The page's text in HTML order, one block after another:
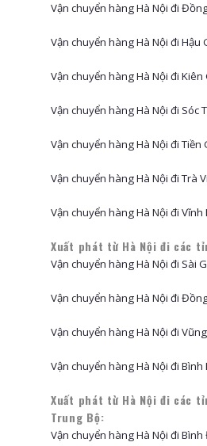
Vận chuyển hàng Hà Nội đi
Vận chuyển hàng Hà Nội đi Hậu
Vận chuyển hàng Hà Nội đi Kiên
Vận chuyển hàng Hà Nội đi Sóc
Vận chuyển hàng Hà Nội đi Tiền
Vận chuyển hàng Hà Nội đi Trà
Vận chuyển hàng Hà Nội đi Vĩnh
Xuất phát từ Hà Nội đi các
Vận chuyển hàng Hà Nội đi Sài
Vận chuyển hàng Hà Nội đi
Vận chuyển hàng Hà Nội đi
Vận chuyển hàng Hà Nội đi
Xuất phát từ Hà Nội đi các
Trung Bộ:
Vận chuyển hàng Hà Nội đi